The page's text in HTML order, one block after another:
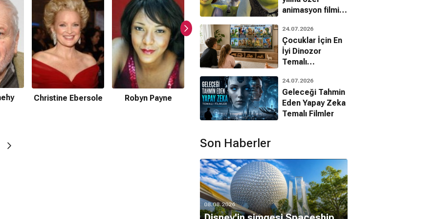
var?
Christine Ebersole
Robyn Payne
Lucas Jaye
Paul Thureen
animasyon filmin
24.07.2026
Çocuklar İçin En
İyi Dinozor
Temalı
Filmleri
24.07.2026
Geleceği Tahmin
Eden Yapay Zeka
Temalı Filmler
Son Haberler
08.08.2026